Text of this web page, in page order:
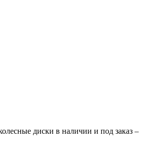
диски в наличии и под заказ –